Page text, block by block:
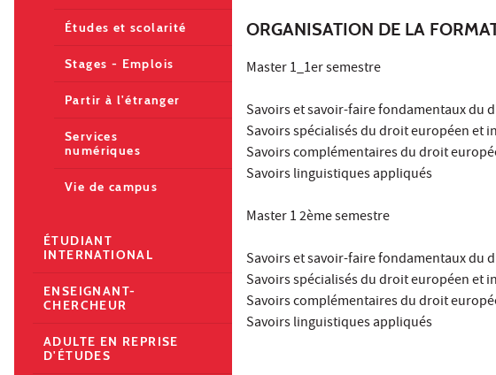
ORGANISATION DE LA
Master 1_1er semestre
Savoirs et savoir-faire fondamentaux du
Savoirs spécialisés du droit européen et
Savoirs complémentaires du droit
Savoirs linguistiques appliqués
Master 1 2ème semestre
Savoirs et savoir-faire fondamentaux du
Savoirs spécialisés du droit européen et
Savoirs complémentaires du droit
Savoirs linguistiques appliqués
Études et scolarité
Stages - Emplois
Partir à l'étranger
Services
numériques
Vie de campus
ÉTUDIANT
INTERNATIONAL
ENSEIGNANT-
CHERCHEUR
ADULTE EN REPRISE
D'ÉTUDES